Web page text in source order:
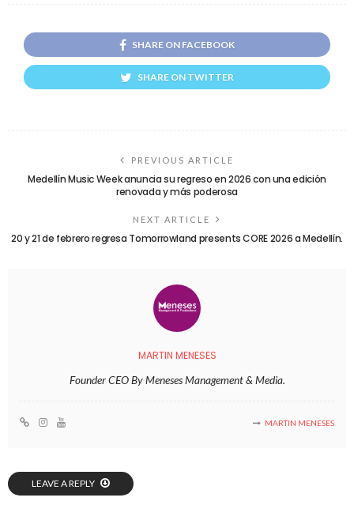
SHARE ON FACEBOOK
SHARE ON TWITTER
PREVIOUS ARTICLE
Medellín Music Week anuncia su regreso en 2026 con una edición
renovada y más poderosa
NEXT ARTICLE
20 y 21 de febrero regresa Tomorrowland presents CORE 2026 a Medellín.
MARTIN MENESES
Founder CEO By Meneses Management & Media.
MARTIN MENESES
LEAVE A REPLY